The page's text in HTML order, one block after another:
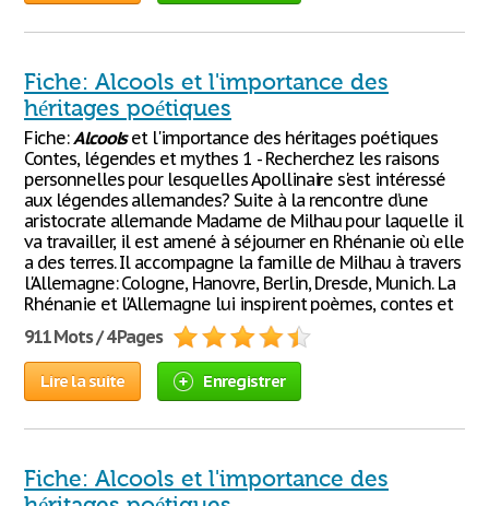
Fiche: Alcools et l'importance des
héritages poétiques
Fiche:Alcoolset l'importance des héritages poétiques
Contes, légendes et mythes 1 - Recherchez les raisons
personnelles pour lesquelles Apollinaire s'est intéressé
aux légendes allemandes? Suite à la rencontre d’une
aristocrate allemande Madame de Milhau pour laquelle il
va travailler, il est amené à séjourner en Rhénanie où elle
a des terres. Il accompagne la famille de Milhau à travers
l'Allemagne: Cologne, Hanovre, Berlin, Dresde, Munich. La
Rhénanie et l'Allemagne lui inspirent poèmes, contes et
911 Mots / 4 Pages
Lire la suite Enregistrer
Fiche: Alcools et l'importance des